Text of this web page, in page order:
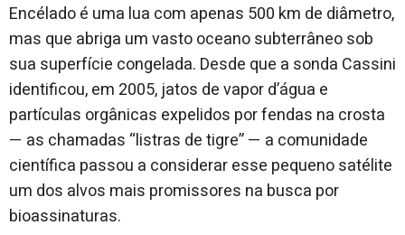
Encélado é uma lua com apenas 500 km de diâmetro,
mas que abriga um vasto oceano subterrâneo sob
sua superfície congelada. Desde que a sonda Cassini
identificou, em 2005, jatos de vapor d’água e
partículas orgânicas expelidos por fendas na crosta
— as chamadas “listras de tigre” — a comunidade
científica passou a considerar esse pequeno satélite
um dos alvos mais promissores na busca por
bioassinaturas.